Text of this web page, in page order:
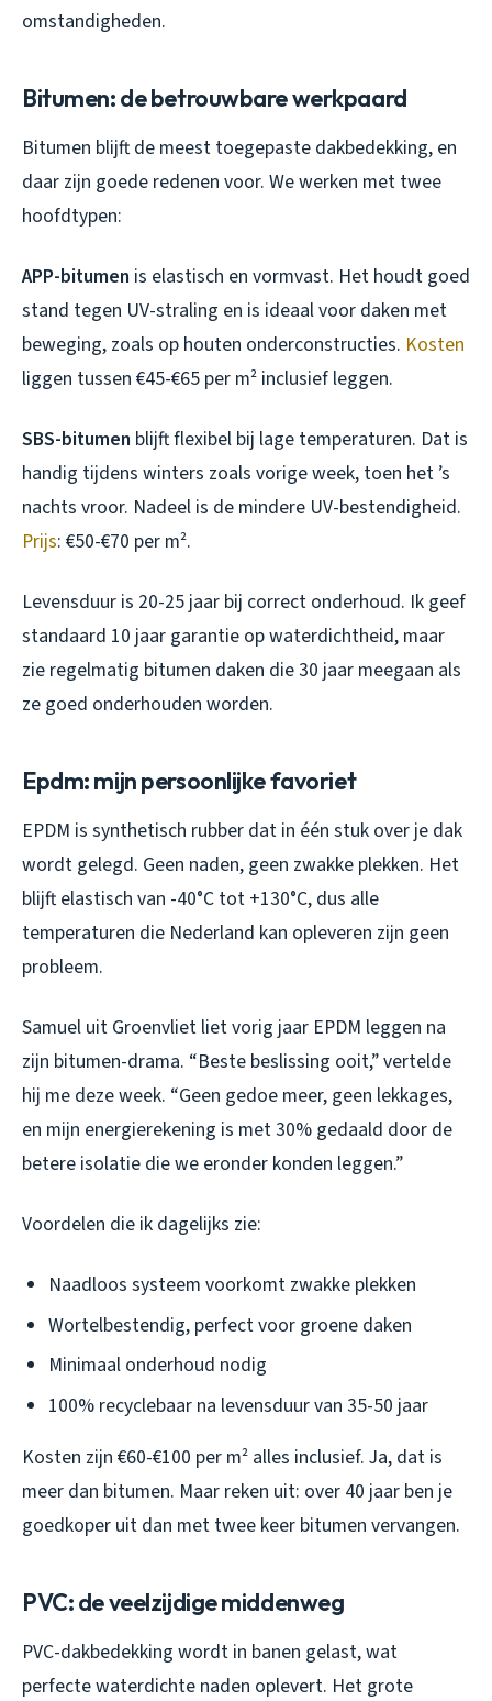
omstandigheden.
Bitumen: de betrouwbare werkpaard
Bitumen blijft de meest toegepaste dakbedekking, en
daar zijn goede redenen voor. We werken met twee
hoofdtypen:
APP-bitumen is elastisch en vormvast. Het houdt goed
stand tegen UV-straling en is ideaal voor daken met
beweging, zoals op houten onderconstructies. Kosten
liggen tussen €45-€65 per m² inclusief leggen.
SBS-bitumen blijft flexibel bij lage temperaturen. Dat is
handig tijdens winters zoals vorige week, toen het ’s
nachts vroor. Nadeel is de mindere UV-bestendigheid.
Prijs: €50-€70 per m².
Levensduur is 20-25 jaar bij correct onderhoud. Ik geef
standaard 10 jaar garantie op waterdichtheid, maar
zie regelmatig bitumen daken die 30 jaar meegaan als
ze goed onderhouden worden.
Epdm: mijn persoonlijke favoriet
EPDM is synthetisch rubber dat in één stuk over je dak
wordt gelegd. Geen naden, geen zwakke plekken. Het
blijft elastisch van -40°C tot +130°C, dus alle
temperaturen die Nederland kan opleveren zijn geen
probleem.
Samuel uit Groenvliet liet vorig jaar EPDM leggen na
zijn bitumen-drama. “Beste beslissing ooit,” vertelde
hij me deze week. “Geen gedoe meer, geen lekkages,
en mijn energierekening is met 30% gedaald door de
betere isolatie die we eronder konden leggen.”
Voordelen die ik dagelijks zie:
Naadloos systeem voorkomt zwakke plekken
Wortelbestendig, perfect voor groene daken
Minimaal onderhoud nodig
100% recyclebaar na levensduur van 35-50 jaar
Kosten zijn €60-€100 per m² alles inclusief. Ja, dat is
meer dan bitumen. Maar reken uit: over 40 jaar ben je
goedkoper uit dan met twee keer bitumen vervangen.
PVC: de veelzijdige middenweg
PVC-dakbedekking wordt in banen gelast, wat
perfecte waterdichte naden oplevert. Het grote